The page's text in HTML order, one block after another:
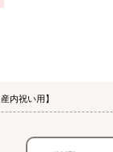
内祝い用】